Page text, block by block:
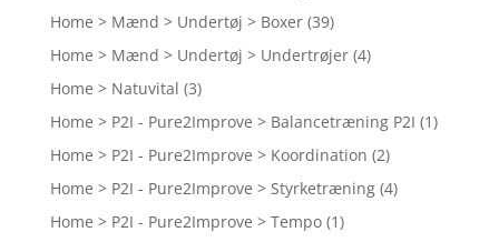
Home > Mænd > Undertøj > Boxer (39)
Home > Mænd > Undertøj > Undertrøjer (4)
Home > Natuvital (3)
Home > P2I - Pure2Improve > Balancetræning P2I (1)
Home > P2I - Pure2Improve > Koordination (2)
Home > P2I - Pure2Improve > Styrketræning (4)
Home > P2I - Pure2Improve > Tempo (1)